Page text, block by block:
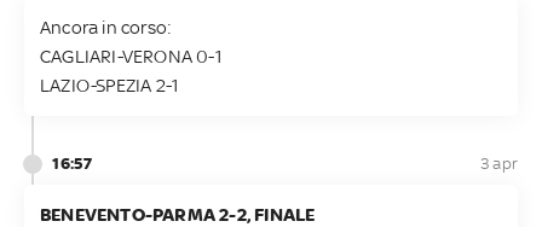
Ancora in corso:
CAGLIARI-VERONA 0-1
LAZIO-SPEZIA 2-1
16:57 3 apr
BENEVENTO-PARMA 2-2, FINALE